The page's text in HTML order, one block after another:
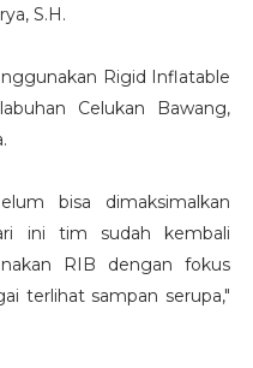
S.H.
Rigid Inflatable
Celukan Bawang,
bisa dimaksimalkan
ini tim sudah kembali
RIB dengan fokus
terlihat sampan serupa,"